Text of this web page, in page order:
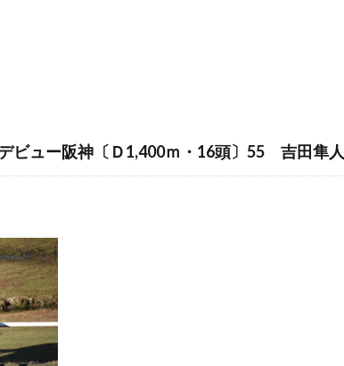
ビュー阪神〔Ｄ1,400ｍ・16頭〕55 吉田隼人